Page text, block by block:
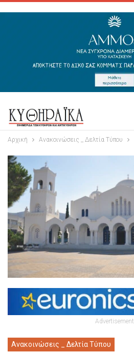
Αρχική Ανακοινώσεις _ Δελτία Τύπου
Advertisement
Ανακοινώσεις _ Δελτία Τύπου